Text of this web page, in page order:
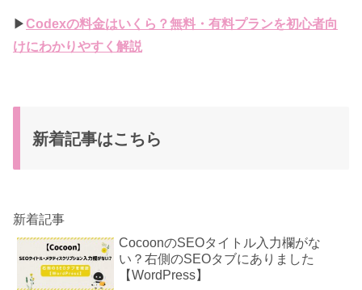
▶Codexの料金はいくら？無料・有料プランを初心者向
けにわかりやすく解説
新着記事はこちら
新着記事
CocoonのSEOタイトル入力欄がな
い？右側のSEOタブにありました
【WordPress】